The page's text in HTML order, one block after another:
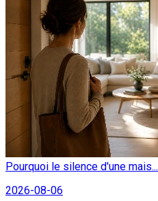
Pourquoi le silence d'une mais...
2026-08-06